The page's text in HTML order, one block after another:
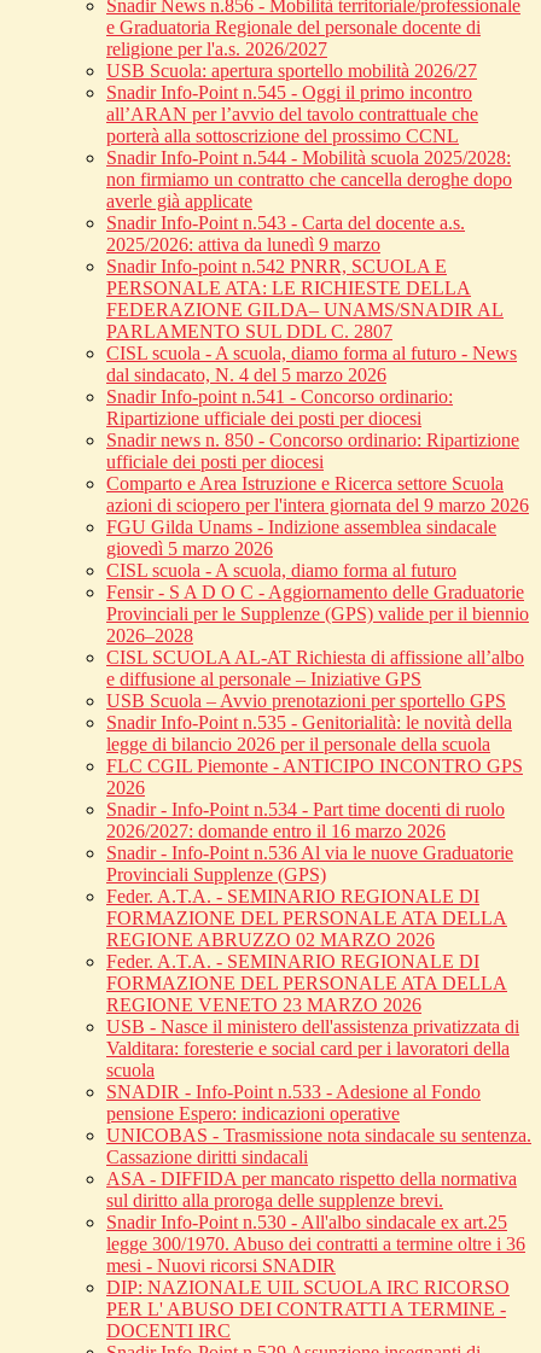
Snadir News n.856 - Mobilità territoriale/professionale
e Graduatoria Regionale del personale docente di
religione per l'a.s. 2026/2027
USB Scuola: apertura sportello mobilità 2026/27
Snadir Info-Point n.545 - Oggi il primo incontro
all’ARAN per l’avvio del tavolo contrattuale che
porterà alla sottoscrizione del prossimo CCNL
Snadir Info-Point n.544 - Mobilità scuola 2025/2028:
non firmiamo un contratto che cancella deroghe dopo
averle già applicate
Snadir Info-Point n.543 - Carta del docente a.s.
2025/2026: attiva da lunedì 9 marzo
Snadir Info-point n.542 PNRR, SCUOLA E
PERSONALE ATA: LE RICHIESTE DELLA
FEDERAZIONE GILDA– UNAMS/SNADIR AL
PARLAMENTO SUL DDL C. 2807
CISL scuola - A scuola, diamo forma al futuro - News
dal sindacato, N. 4 del 5 marzo 2026
Snadir Info-point n.541 - Concorso ordinario:
Ripartizione ufficiale dei posti per diocesi
Snadir news n. 850 - Concorso ordinario: Ripartizione
ufficiale dei posti per diocesi
Comparto e Area Istruzione e Ricerca settore Scuola
azioni di sciopero per l'intera giornata del 9 marzo 2026
FGU Gilda Unams - Indizione assemblea sindacale
giovedì 5 marzo 2026
CISL scuola - A scuola, diamo forma al futuro
Fensir - S A D O C - Aggiornamento delle Graduatorie
Provinciali per le Supplenze (GPS) valide per il biennio
2026–2028
CISL SCUOLA AL-AT Richiesta di affissione all’albo
e diffusione al personale – Iniziative GPS
USB Scuola – Avvio prenotazioni per sportello GPS
Snadir Info-Point n.535 - Genitorialità: le novità della
legge di bilancio 2026 per il personale della scuola
FLC CGIL Piemonte - ANTICIPO INCONTRO GPS
2026
Snadir - Info-Point n.534 - Part time docenti di ruolo
2026/2027: domande entro il 16 marzo 2026
Snadir - Info-Point n.536 Al via le nuove Graduatorie
Provinciali Supplenze (GPS)
Feder. A.T.A. - SEMINARIO REGIONALE DI
FORMAZIONE DEL PERSONALE ATA DELLA
REGIONE ABRUZZO 02 MARZO 2026
Feder. A.T.A. - SEMINARIO REGIONALE DI
FORMAZIONE DEL PERSONALE ATA DELLA
REGIONE VENETO 23 MARZO 2026
USB - Nasce il ministero dell'assistenza privatizzata di
Valditara: foresterie e social card per i lavoratori della
scuola
SNADIR - Info-Point n.533 - Adesione al Fondo
pensione Espero: indicazioni operative
UNICOBAS - Trasmissione nota sindacale su sentenza.
Cassazione diritti sindacali
ASA - DIFFIDA per mancato rispetto della normativa
sul diritto alla proroga delle supplenze brevi.
Snadir Info-Point n.530 - All'albo sindacale ex art.25
legge 300/1970. Abuso dei contratti a termine oltre i 36
mesi - Nuovi ricorsi SNADIR
DIP: NAZIONALE UIL SCUOLA IRC RICORSO
PER L' ABUSO DEI CONTRATTI A TERMINE -
DOCENTI IRC